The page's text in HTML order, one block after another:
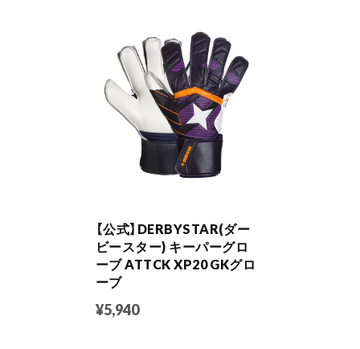
【公式】DERBYSTAR(ダー
ビースター) キーパーグロ
ーブ ATTCK XP20 GKグロ
ーブ
¥5,940